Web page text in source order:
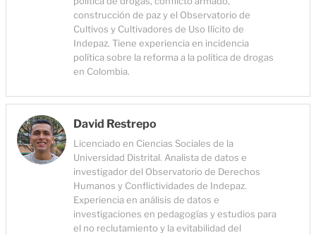
construcción de paz y el Observatorio de
Cultivos y Cultivadores de Uso Ilícito de
Indepaz. Tiene experiencia en incidencia
política sobre la reforma a la política de drogas
en Colombia.
David Restrepo
Licenciado en Ciencias Sociales de la
Universidad Distrital. Analista de datos e
investigador del Observatorio de Derechos
Humanos y Conflictividades de Indepaz.
Experiencia en análisis de datos e
investigaciones en pedagogías y estudios para
el no reclutamiento y la evitabilidad del